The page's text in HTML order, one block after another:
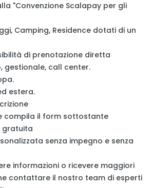
"Convenzione Scalapay per gli
Camping, Residence dotati di un
di prenotazione diretta
gestionale, call center.
estera.
compila il form sottostante
gratuita
senza impegno e senza
informazioni o ricevere maggiori
contattare il nostro team di esperti